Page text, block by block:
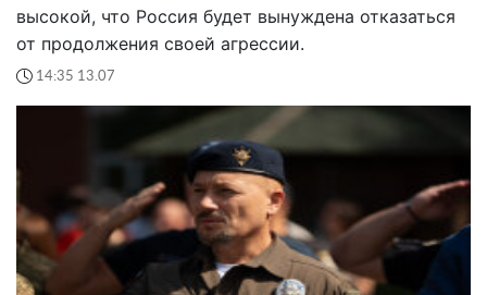
высокой, что Россия будет вынуждена отказаться
от продолжения своей агрессии.
14:35 13.07